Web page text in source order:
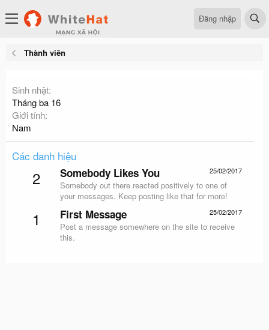
Đăng nhập
Thành viên
Sinh nhật
Tháng ba 16
Giới tính
Nam
Các danh hiệu
2 25/02/2017
Somebody Likes You
Somebody out there reacted positively to one of
your messages. Keep posting like that for more!
1 25/02/2017
First Message
Post a message somewhere on the site to receive
this.